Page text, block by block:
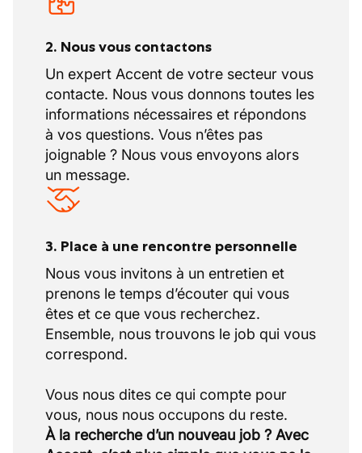
2. Nous vous contactons
Un expert Accent de votre secteur vous
contacte. Nous vous donnons toutes les
informations nécessaires et répondons
à vos questions. Vous n’êtes pas
joignable ? Nous vous envoyons alors
un message.
3. Place à une rencontre personnelle
Nous vous invitons à un entretien et
prenons le temps d’écouter qui vous
êtes et ce que vous recherchez.
Ensemble, nous trouvons le job qui vous
correspond.
Vous nous dites ce qui compte pour
À la recherche d’un nouveau job ? Avec